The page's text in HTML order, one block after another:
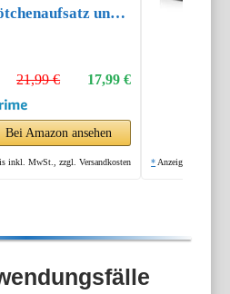
und
17,99 €
21,99 €
Bei Amazon ansehen
inkl. MwSt., zzgl. Versandkosten *Anzeige